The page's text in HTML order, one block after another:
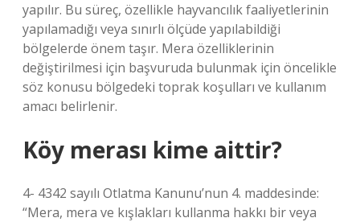
yapılır. Bu süreç, özellikle hayvancılık faaliyetlerinin
yapılamadığı veya sınırlı ölçüde yapılabildiği
bölgelerde önem taşır. Mera özelliklerinin
değiştirilmesi için başvuruda bulunmak için öncelikle
söz konusu bölgedeki toprak koşulları ve kullanım
amacı belirlenir.
Köy merası kime aittir?
4- 4342 sayılı Otlatma Kanunu’nun 4. maddesinde:
“Mera, mera ve kışlakları kullanma hakkı bir veya